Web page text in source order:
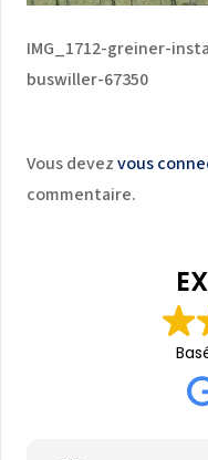
IMG_1712-greiner-
buswiller-67350
Vous devezvous
commentaire.